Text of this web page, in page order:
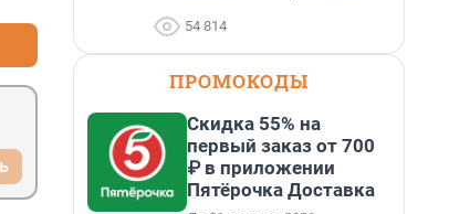
54 814
ПРОМОКОДЫ
Скидка 55% на
первый заказ от 700
₽ в приложении
Пятёрочка Доставка